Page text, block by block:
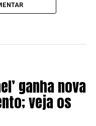
ganha nova
veja os